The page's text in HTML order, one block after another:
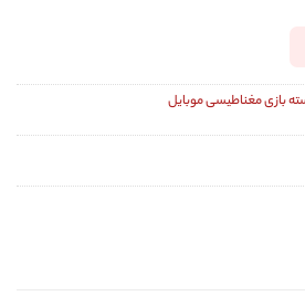
بازی مغناطیسی موبایل